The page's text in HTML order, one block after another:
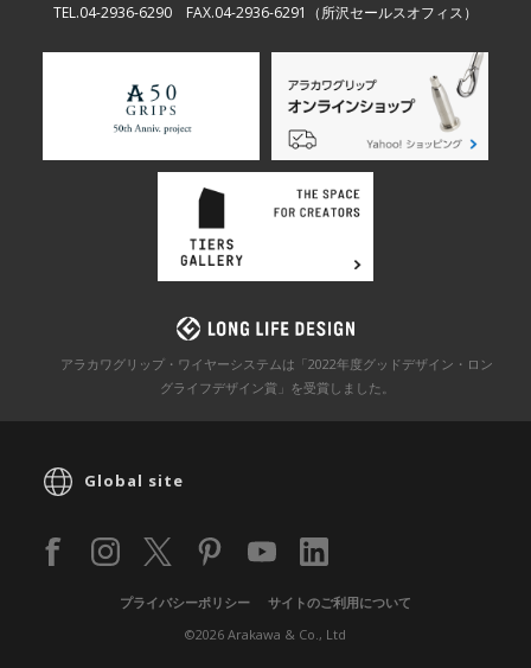
TEL.04-2936-6290 FAX.04-2936-6291 （所沢セールスオフィス）
アラカワグリップ・ワイヤーシステムは「2022年度グッドデザイン・ロン
グライフデザイン賞」を受賞しました。
Global site
プライバシーポリシー
サイトのご利用について
©2026 Arakawa & Co., Ltd